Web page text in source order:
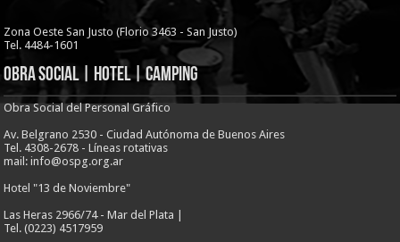
Zona Oeste San Justo (Florio 3463 - San Justo)
Tel. 4484-1601
Obra Social | Hotel | Camping
Obra Social del Personal Gráfico
Av. Belgrano 2530 - Ciudad Autónoma de Buenos Aires
Tel. 4308-2678 - Líneas rotativas
mail: info@ospg.org.ar
Hotel "13 de Noviembre"
Las Heras 2966/74 - Mar del Plata |
Tel. (0223) 4517959